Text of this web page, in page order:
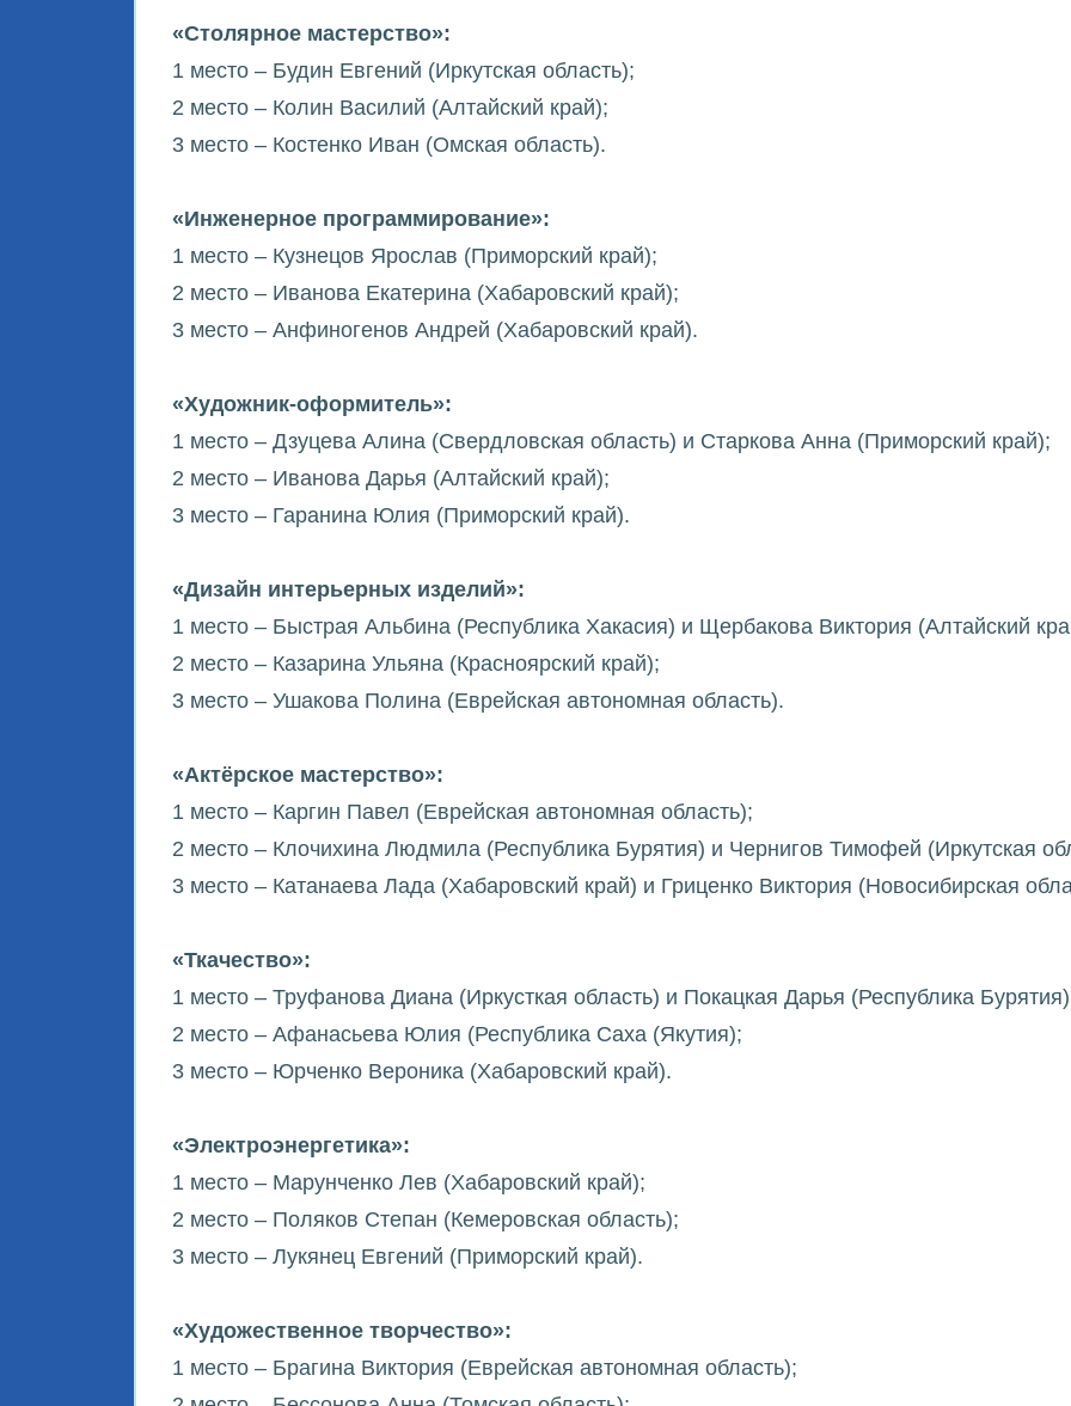
«Столярное мастерство»:
1 место – Будин Евгений (Иркутская область);
2 место – Колин Василий (Алтайский край);
3 место – Костенко Иван (Омская область).
«Инженерное программирование»:
1 место – Кузнецов Ярослав (Приморский край);
2 место – Иванова Екатерина (Хабаровский край);
3 место – Анфиногенов Андрей (Хабаровский край).
«Художник-оформитель»:
1 место – Дзуцева Алина (Свердловская область) и Старкова Анна (Приморский край);
2 место – Иванова Дарья (Алтайский край);
3 место – Гаранина Юлия (Приморский край).
«Дизайн интерьерных изделий»:
1 место – Быстрая Альбина (Республика Хакасия) и Щербакова Виктория (Алтайский
2 место – Казарина Ульяна (Красноярский край);
3 место – Ушакова Полина (Еврейская автономная область).
«Актёрское мастерство»:
1 место – Каргин Павел (Еврейская автономная область);
2 место – Клочихина Людмила (Республика Бурятия) и Чернигов Тимофей (Иркутская
3 место – Катанаева Лада (Хабаровский край) и Гриценко Виктория (Новосибирская
«Ткачество»:
1 место – Труфанова Диана (Иркусткая область) и Покацкая Дарья (Республика
2 место – Афанасьева Юлия (Республика Саха (Якутия);
3 место – Юрченко Вероника (Хабаровский край).
«Электроэнергетика»:
1 место – Марунченко Лев (Хабаровский край);
2 место – Поляков Степан (Кемеровская область);
3 место – Лукянец Евгений (Приморский край).
«Художественное творчество»:
1 место – Брагина Виктория (Еврейская автономная область);